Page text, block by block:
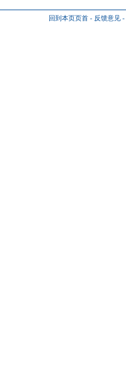
回到本页页首 - 反馈意见 -